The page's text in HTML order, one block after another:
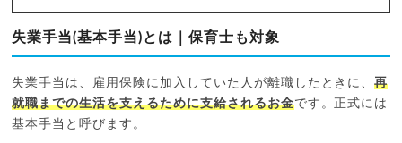
失業手当(基本手当)とは｜保育士も対象
失業手当は、雇用保険に加入していた人が離職したときに、再
就職までの生活を支えるために支給されるお金です。正式には
基本手当と呼びます。